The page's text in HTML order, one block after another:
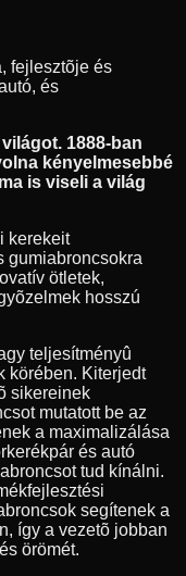
fejlesztõje és
és
1888-ban
kényelmesebbé
is viseli a világ
kerekeit
gumiabroncsokra
ötletek,
hosszú
teljesítményû
körében. Kiterjedt
sikereinek
mutatott be az
a maximalizálása
és autó
tud kínálni.
segítenek a
így a vezetõ jobban
örömét.